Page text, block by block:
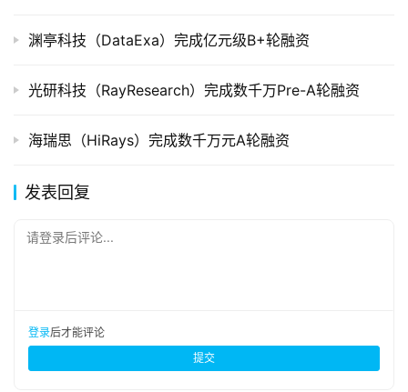
渊亭科技（DataExa）完成亿元级B+轮融资
光研科技（RayResearch）完成数千万Pre-A轮融资
海瑞思（HiRays）完成数千万元A轮融资
发表回复
请登录后评论...
登录后才能评论
提交